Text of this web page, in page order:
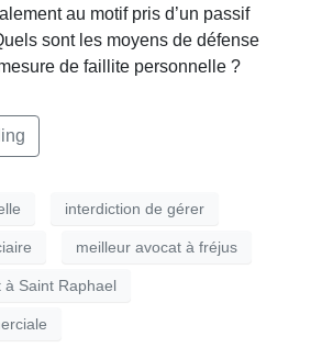
au motif pris d’un passif
sont les moyens de défense
de faillite personnelle ?
interdiction de gérer
meilleur avocat à fréjus
à Saint Raphael